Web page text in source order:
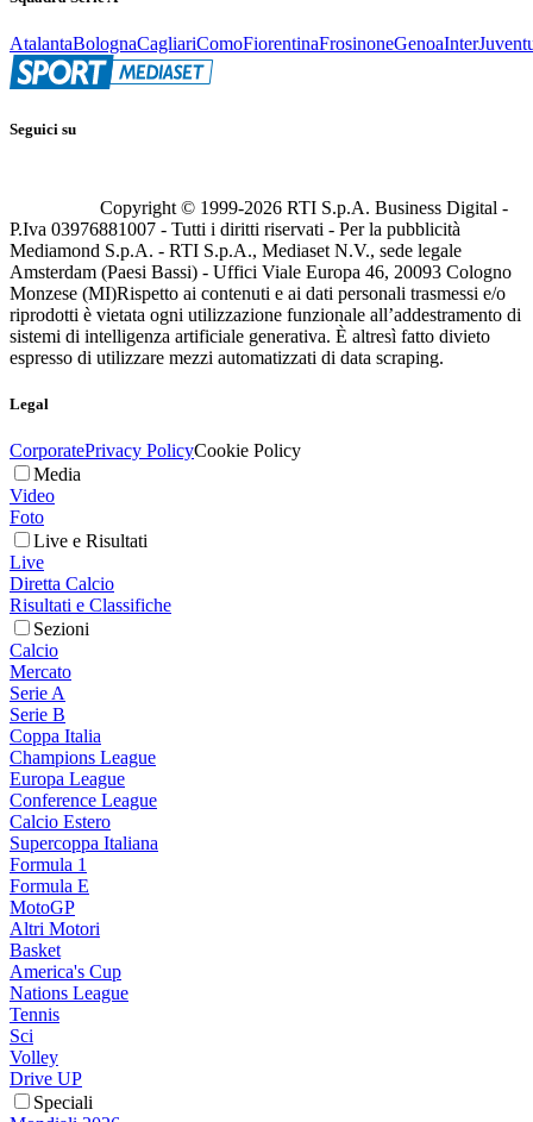
AtalantaBolognaCagliariComoFiorentinaFrosinoneGenoaInter
Seguici su
Copyright © 1999-2026 RTI S.p.A. Business Digital -
P.Iva 03976881007 - Tutti i diritti riservati - Per la pubblicità
Mediamond S.p.A. - RTI S.p.A., Mediaset N.V., sede legale
Amsterdam (Paesi Bassi) - Uffici Viale Europa 46, 20093 Cologno
Monzese (MI)Rispetto ai contenuti e ai dati personali trasmessi e/o
riprodotti è vietata ogni utilizzazione funzionale all’addestramento di
sistemi di intelligenza artificiale generativa. È altresì fatto divieto
espresso di utilizzare mezzi automatizzati di data scraping.
Legal
CorporatePrivacy PolicyCookie Policy
Media
Video
Foto
Live e Risultati
Live
Diretta Calcio
Risultati e Classifiche
Sezioni
Calcio
Mercato
Serie A
Serie B
Coppa Italia
Champions League
Europa League
Conference League
Calcio Estero
Supercoppa Italiana
Formula 1
Formula E
MotoGP
Altri Motori
Basket
America's Cup
Nations League
Tennis
Sci
Volley
Drive UP
Speciali